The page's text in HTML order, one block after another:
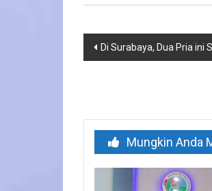
Navigasi
Di Surabaya, Dua Pria ini
Mungkin Anda